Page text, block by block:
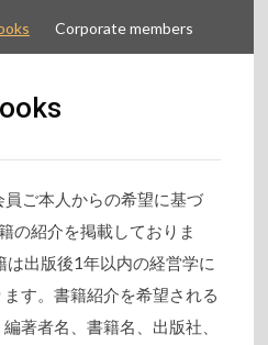
Corporate members
ご本人からの希望に基づ
の紹介を掲載しておりま
は出版後1年以内の経営学に
す。書籍紹介を希望される
著者名、書籍名、出版社、